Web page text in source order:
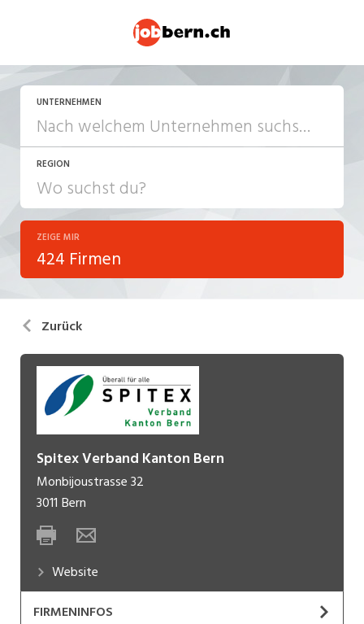
UNTERNEHMEN
REGION
ZEIGE MIR
424 Firmen
Zurück
Spitex Verband Kanton Bern
Monbijoustrasse 32
3011 Bern
Website
FIRMENINFOS